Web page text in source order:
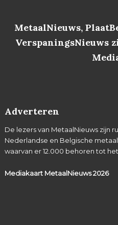
MetaalNieuws,
VerspaningsNieuws
Adverteren
De lezers van MetaalNieuws zijn
Nederlandse en Belgische
waarvan er 12.000 behoren tot
Mediakaart MetaalNieuws2026